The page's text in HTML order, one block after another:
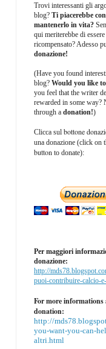
Trovi interessanti gli
blog? Ti piacerebbe
mantenerlo in vita?
qui meriterebbe di
ricompensato? Adesso
donazione!
(Have you found
blog? Would you like
you feel that the writer
rewarded in some way?
through a donation!)
Clicca sul bottone
una donazione (click on
button to donate):
Per maggiori
donazione:
http://
puoi-contribuire-calcio-
For more informations
donation:
http://
you-want-you-can-
altri.html